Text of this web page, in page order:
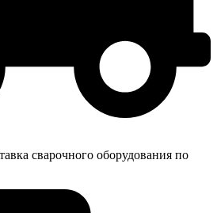
сварочного оборудования по